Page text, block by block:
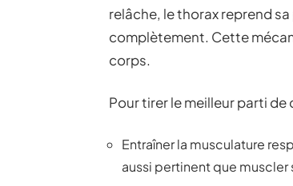
relâche, le thorax reprend
complètement. Cette
corps.
Pour tirer le meilleur parti
Entraîner la musculature
aussi pertinent que muscler